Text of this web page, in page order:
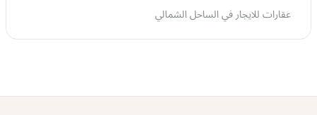
عقارات للايجار في الساحل الشمالي